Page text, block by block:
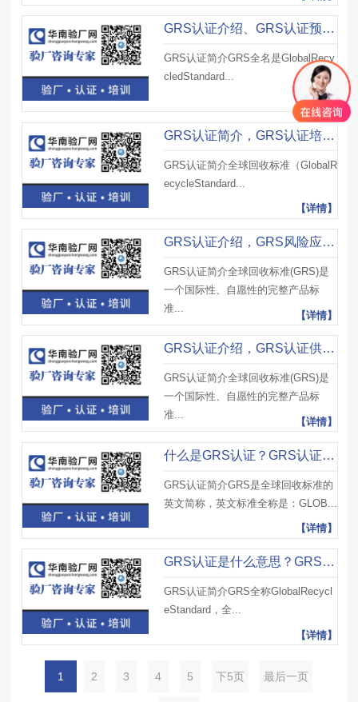
GRS认证介绍、GRS认证预防措施评估纠正范围、GRS认证文件管理体系要求
GRS认证简介GRS全名是GlobalRecy
cledStandard...
【详情】
GRS认证简介，GRS认证培训对象体系内容、GRS认证指标检查修订注意事项
GRS认证简介全球回收标准（GlobalR
ecycleStandard...
【详情】
GRS认证介绍，GRS风险应对措施管理程序及GRS认证审核注意事项
GRS认证简介全球回收标准(GRS)是
一个国际性、自愿性的完整产品标
准...
【详情】
GRS认证介绍，GRS认证供应链采购要求及可持续再生产品申请GRS控制程序
GRS认证简介全球回收标准(GRS)是
一个国际性、自愿性的完整产品标
准...
【详情】
什么是GRS认证？GRS认证记录填写要求、GRS认证指标和管理方案
GRS认证简介GRS是全球回收标准的
英文简称，英文标准全称是：GLOB...
【详情】
GRS认证是什么意思？GRS认证框架制定要求、GRS认证体系培训规范
GRS认证简介GRS全称GlobalRecycl
eStandard，全...
【详情】
1 2 3 4 5 下5页 最后一页